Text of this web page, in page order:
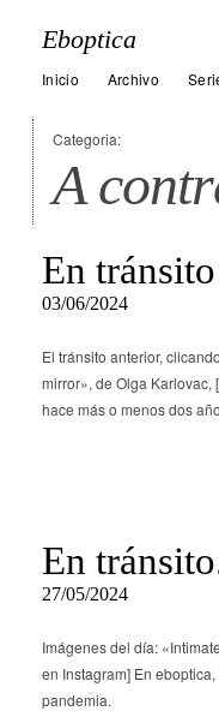
Eboptica
Inicio Archivo
Categoria:
A
En
03/06/2024
El tránsito anterior,
mirror», de Olga Karlovac,
hace más o menos dos
En
27/05/2024
Imágenes del día:
en Instagram] En
pandemia.